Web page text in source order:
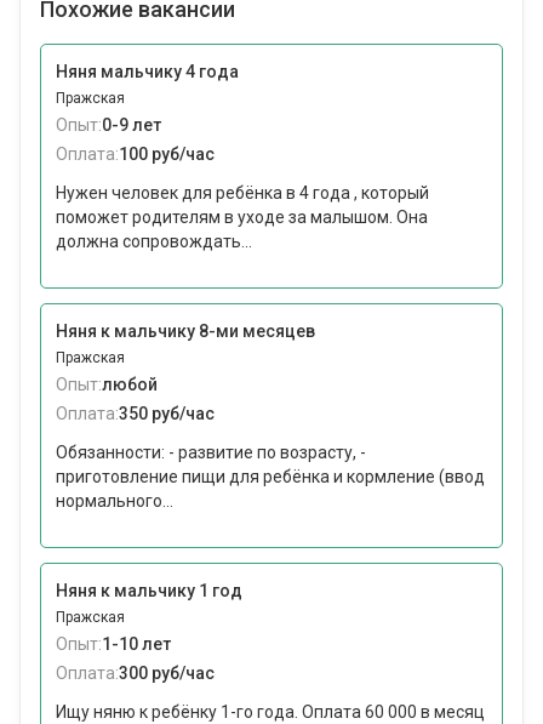
Похожие вакансии
Няня мальчику 4 года
Пражская
Опыт:0-9 лет
Оплата:100 руб/час
Нужен человек для ребёнка в 4 года , который
поможет родителям в уходе за малышом. Она
должна сопровождать...
Няня к мальчику 8-ми месяцев
Пражская
Опыт:любой
Оплата:350 руб/час
Обязанности: - развитие по возрасту, -
приготовление пищи для ребёнка и кормление (ввод
нормального...
Няня к мальчику 1 год
Пражская
Опыт:1-10 лет
Оплата:300 руб/час
Ищу няню к ребёнку 1-го года. Оплата 60 000 в месяц